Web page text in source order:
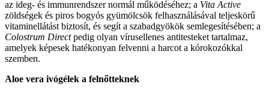
az ideg- és immunrendszer normál működéséhez; a Vita Active
zöldségek és piros bogyós gyümölcsök felhasználásával teljeskörű
vitaminellátást biztosít, és segít a szabadgyökök semlegesítésében; a
Colostrum Directpedig olyan vírusellenes antitesteket tartalmaz,
amelyek képesek hatékonyan felvenni a harcot a kórokozókkal
szemben.
Aloe vera ivógélek a felnőtteknek